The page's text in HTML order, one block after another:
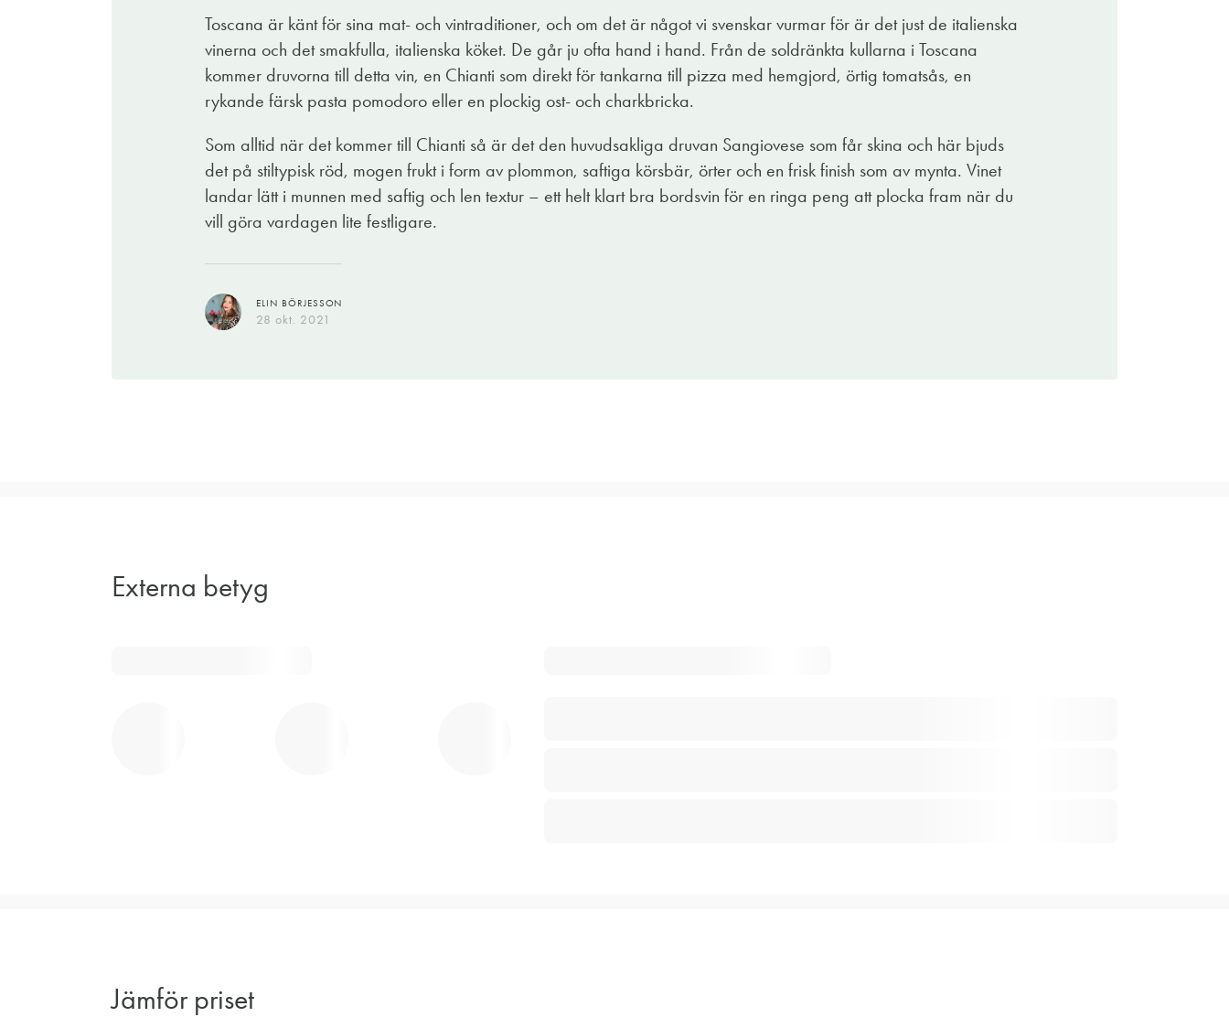
Toscana är känt för sina mat- och vintraditioner, och om det är något vi svenskar vurmar för är det just de italienska
vinerna och det smakfulla, italienska köket. De går ju ofta hand i hand. Från de soldränkta kullarna i Toscana
kommer druvorna till detta vin, en Chianti som direkt för tankarna till pizza med hemgjord, örtig tomatsås, en
rykande färsk pasta pomodoro eller en plockig ost- och charkbricka.
Som alltid när det kommer till Chianti så är det den huvudsakliga druvan Sangiovese som får skina och här bjuds
det på stiltypisk röd, mogen frukt i form av plommon, saftiga körsbär, örter och en frisk finish som av mynta. Vinet
landar lätt i munnen med saftig och len textur – ett helt klart bra bordsvin för en ringa peng att plocka fram när du
vill göra vardagen lite festligare.
ELIN BÖRJESSON
28 okt. 2021
Externa betyg
Jämför priset